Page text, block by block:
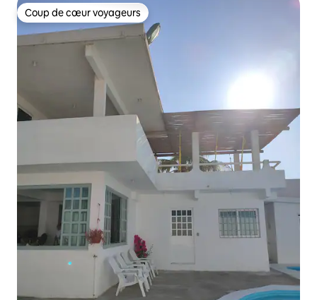
Coup de cœur voyageurs
Coup de cœur voyageurs